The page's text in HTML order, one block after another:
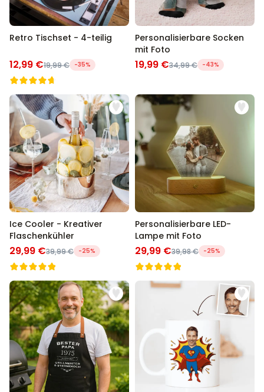
Retro Tischset - 4-teilig
12,99 €19,99 € -35%
Personalisierbare Socken
mit Foto
19,99 €34,99 € -43%
Ice Cooler - Kreativer
Flaschenkühler
29,99 €39,99 € -25%
Personalisierbare LED-
Lampe mit Foto
29,99 €39,98 € -25%